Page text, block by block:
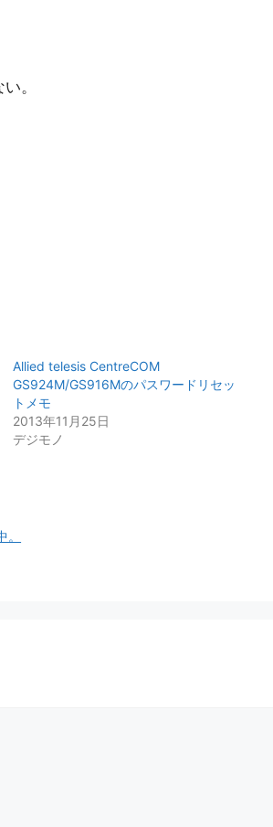
。
Allied telesis CentreCOM
GS924M/GS916Mのパスワードリセッ
トメモ
2013年11月25日
デジモノ